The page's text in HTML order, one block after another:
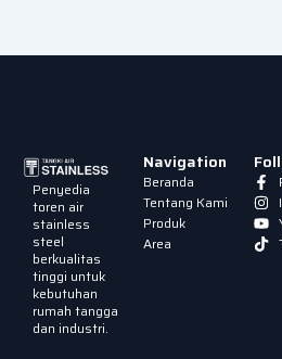
Penyedia
toren air
stainless
steel
berkualitas
tinggi untuk
kebutuhan
rumah tangga
dan industri.
Navigation
Beranda
Tentang Kami
Produk
Area